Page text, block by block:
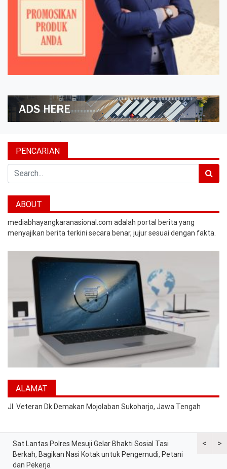
PENCARIAN
Search
ABOUT
mediabhayangkaranasional.com adalah portal berita yang
menyajikan berita terkini secara benar, jujur sesuai dengan fakta.
ALAMAT
Jl. Veteran Dk.Demakan Mojolaban Sukoharjo, Jawa Tengah
<
Sat Lantas Polres Mesuji Gelar Bhakti Sosial Tasi
Berkah, Bagikan Nasi Kotak untuk Pengemudi, Petani
dan Pekerja
Kapolres
>